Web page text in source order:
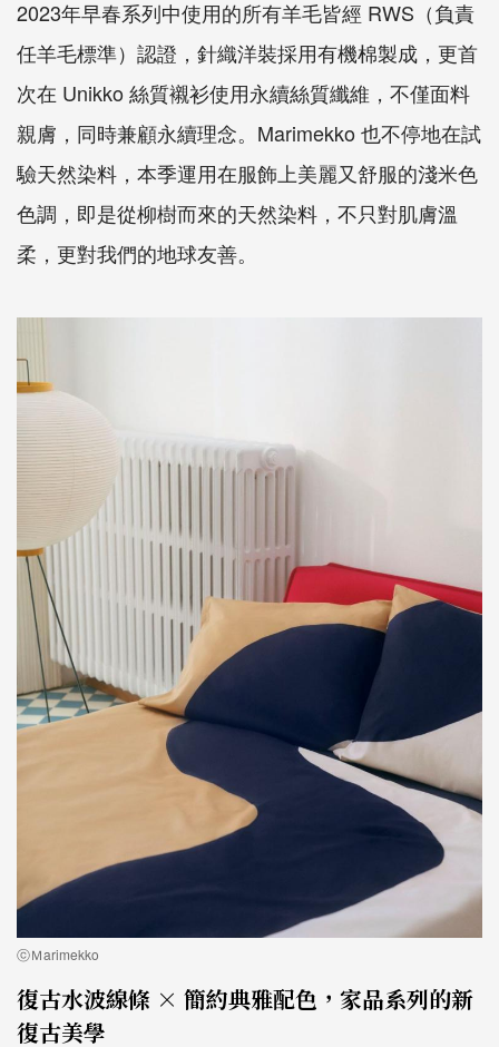
2023年早春系列中使用的所有羊毛皆經 RWS（負責
任羊毛標準）認證，針織洋裝採用有機棉製成，更首
次在 Unikko 絲質襯衫使用永續絲質纖維，不僅面料
親膚，同時兼顧永續理念。Marimekko 也不停地在試
驗天然染料，本季運用在服飾上美麗又舒服的淺米色
色調，即是從柳樹而來的天然染料，不只對肌膚溫
柔，更對我們的地球友善。
ⓒＭarimekko
復古水波線條 × 簡約典雅配色，家品系列的新
復古美學